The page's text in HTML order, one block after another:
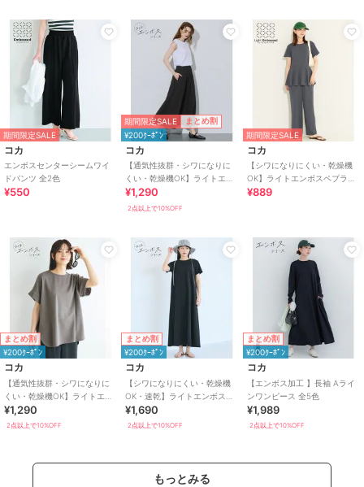
期間限定SALE
コカ
エンボスセンターシームワイ
ドパンツ 全2色
¥550
期間限定SALE まとめ割
¥200ｸｰﾎﾟﾝ
コカ
【通気性抜群・シワになりに
くい・乾燥機OK】ライトエン
ボスパネルフレアスカート 全2
色
¥1,290
2点以上で10%OFF
期間限定SALE
コカ
【シワになりにくい・乾燥機
OK】ライトエンボスペプラム
オールインワン 全2色
¥889
まとめ割
¥200ｸｰﾎﾟﾝ
コカ
【通気性抜群・シワになりに
くい・乾燥機OK】ライトエン
ボスロールアップスリーブト
ップス 全2色
¥1,290
2点以上で10%OFF
まとめ割
¥200ｸｰﾎﾟﾝ
コカ
【シワになりにくい・乾燥機
OK・速乾】ライトエンボスマ
キシワンピース 全2色
¥1,690
2点以上で10%OFF
まとめ割
¥200ｸｰﾎﾟﾝ
コカ
【エンボス加工 】長袖 Aライ
ンワンピース 全5色
¥1,989
2点以上で10%OFF
もっとみる